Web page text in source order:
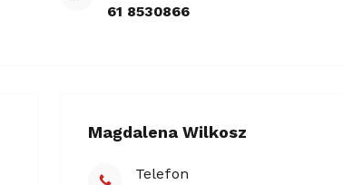
61 8530866
Magdalena Wilkosz
Telefon